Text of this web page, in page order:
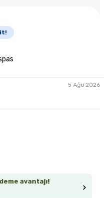
5 Ağu 2026
avantajı!